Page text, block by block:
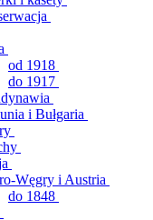
od 1918
do 1917
i Bułgaria
Węgry i Austria
do 1848